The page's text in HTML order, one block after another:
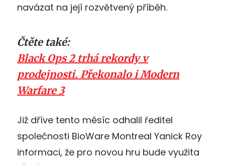
navázat na její rozvětvený příběh.
Čtěte také:
Black Ops 2 trhá rekordy v
prodejnosti. Překonalo i Modern
Warfare 3
Již dříve tento měsíc odhalil ředitel
společnosti BioWare Montreal Yanick Roy
informaci, že pro novou hru bude využita